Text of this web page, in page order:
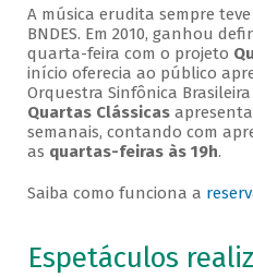
A música erudita sempre
BNDES. Em 2010, ganhou
quarta-feira com o projeto
início oferecia ao público
Orquestra Sinfônica
Quartas Clássicasapresenta
semanais, contando com
as quartas-feiras às 19h.
Saiba como funciona a
Espetáculos